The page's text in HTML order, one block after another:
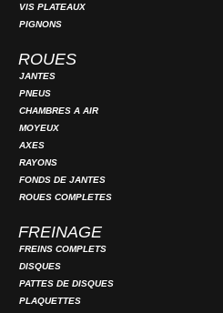
VIS PLATEAUX
PIGNONS
ROUES
JANTES
PNEUS
CHAMBRES A AIR
MOYEUX
AXES
RAYONS
FONDS DE JANTES
ROUES COMPLETES
FREINAGE
FREINS COMPLETS
DISQUES
PATTES DE DISQUES
PLAQUETTES